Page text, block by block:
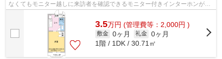
なくてもモニター越しに来訪者を確認できるモニター付きインターホンがあ
ります。室内設備は全室照明付き・CAT...
3.5万円 (管理費等：2,000円 )
敷金 0ヶ月 礼金 0ヶ月
1階 / 1DK / 30.71㎡